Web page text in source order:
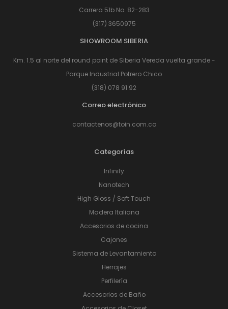
Carrera 51b No. 82-283
(317) 3650975
SHOWROOM SIBERIA
Km. 1.5 al norte del round point de Siberia Vereda vuelta grande -
Parque Industrial Potrero Chico
(318) 078 91 92
Correo electrónico
contactenos@toin.com.co
Categorías
Infinity
Nanotech
High Gloss / Soft Touch
Madera Italiana
Accesorios de cocina
Cajones
Sistema de Levantamiento
Herrajes
Perfilería
Accesorios de Baño